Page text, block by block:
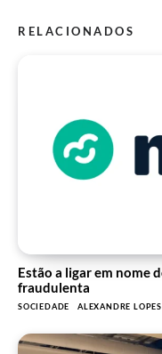
RELACIONADOS
Estão a ligar em nome
fraudulenta
SOCIEDADE ALEXANDRE LOPES